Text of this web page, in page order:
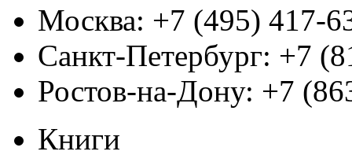
Москва: +7 (495) 417-
Санкт-Петербург: +7
Ростов-на-Дону: +7
Книги